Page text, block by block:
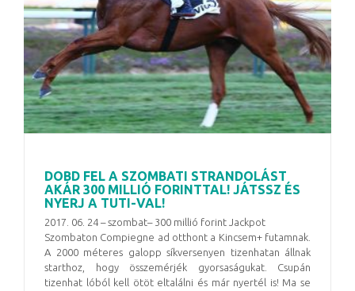
DOBD FEL A SZOMBATI STRANDOLÁST
AKÁR 300 MILLIÓ FORINTTAL! JÁTSSZ ÉS
NYERJ A TUTI-VAL!
2017. 06. 24 – szombat– 300 millió forint Jackpot
Szombaton Compiegne ad otthont a Kincsem+ futamnak.
A 2000 méteres galopp síkversenyen tizenhatan állnak
starthoz, hogy összemérjék gyorsaságukat. Csupán
tizenhat lóból kell ötöt eltalálni és már nyertél is! Ma se